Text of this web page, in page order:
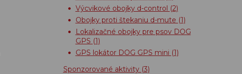
Výcvikové obojky d-control (2)
Obojky proti štekaniu d-mute (1)
Lokalizačné obojky pre psov DOG
GPS (1)
GPS lokátor DOG GPS mini (1)
Sponzorované aktivity (3)